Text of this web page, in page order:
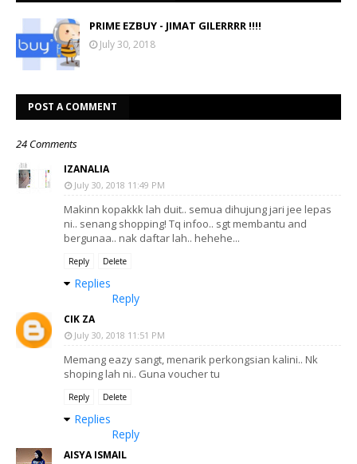
PRIME EZBUY - JIMAT GILERRRR !!!!
July 30, 2018
POST A COMMENT
24 Comments
IZANALIA
July 30, 2018 11:49 PM
Makinn kopakkk lah duit.. semua dihujung jari jee lepas
ni.. senang shopping! Tq infoo.. sgt membantu and
bergunaa.. nak daftar lah.. hehehe...
Reply Delete
Replies
Reply
CIK ZA
July 30, 2018 11:51 PM
Memang eazy sangt, menarik perkongsian kalini.. Nk
shoping lah ni.. Guna voucher tu
Reply Delete
Replies
Reply
AISYA ISMAIL